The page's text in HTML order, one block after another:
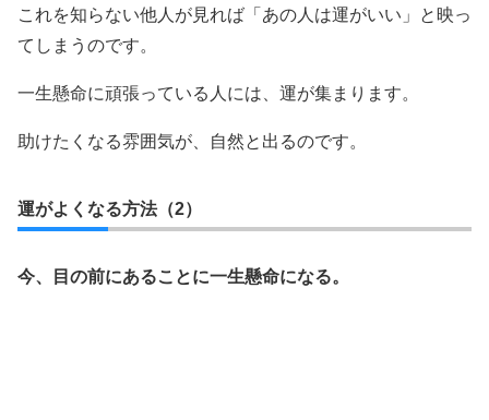
これを知らない他人が見れば「あの人は運がいい」と映っ
てしまうのです。
一生懸命に頑張っている人には、運が集まります。
助けたくなる雰囲気が、自然と出るのです。
運がよくなる方法（2）
今、目の前にあることに一生懸命になる。